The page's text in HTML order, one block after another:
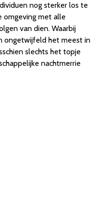
nog sterker los te
omgeving met alle
van dien. Waarbij
ongetwijfeld het meest in
slechts het topje
nachtmerrie